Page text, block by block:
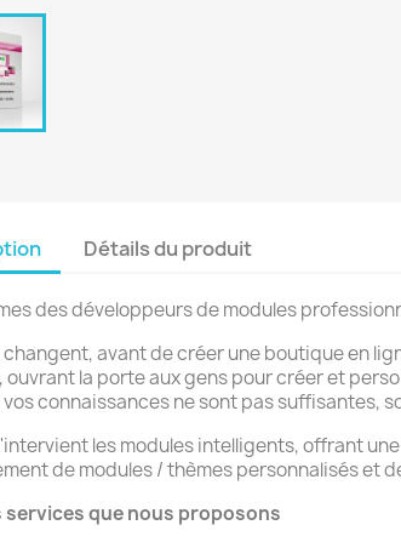
Détails du produit
des développeurs de modules
changent, avant de créer une boutique en
ouvrant la porte aux gens pour créer et
connaissances ne sont pas suffisantes,
les modules intelligents, offrant
de modules / thèmes personnalisés et
services que nous proposons